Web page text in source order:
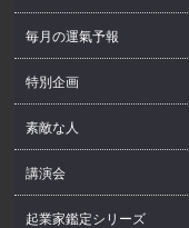
毎月の運氣予報
特別企画
素敵な人
講演会
起業家鑑定シリーズ